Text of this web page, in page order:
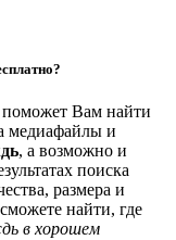
Вам найти
медиафайлы и
, а возможно и
поиска
размера и
найти, где
в хорошем